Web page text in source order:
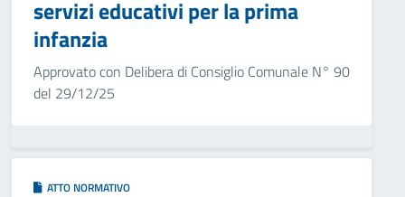
servizi educativi per la prima
infanzia
Approvato con Delibera di Consiglio Comunale N° 90
del 29/12/25
ATTO NORMATIVO